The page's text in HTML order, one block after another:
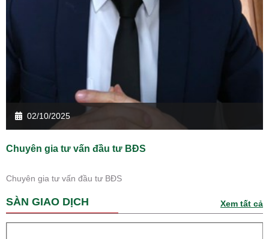
02/10/2025
Chuyên gia tư vấn đầu tư BĐS
Chuyên gia tư vấn đầu tư BĐS
SÀN GIAO DỊCH Xem tất cả